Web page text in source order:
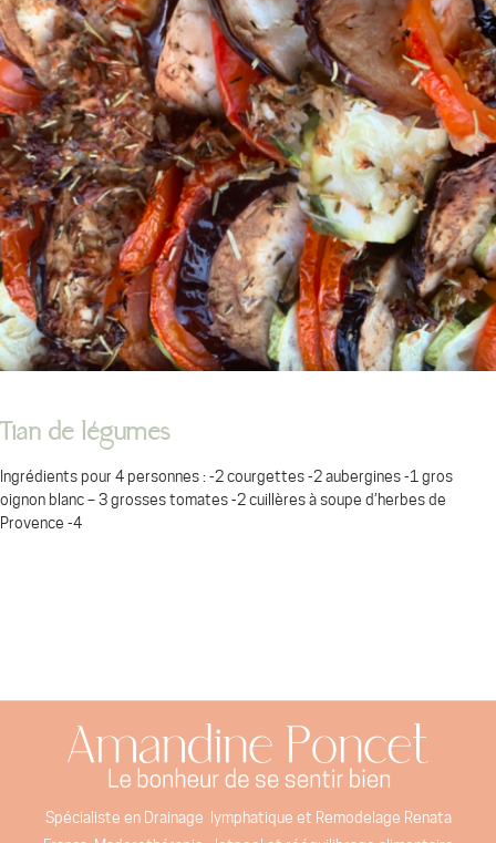
Tian de légumes
Ingrédients pour 4 personnes : -2 courgettes -2 aubergines -1 gros
oignon blanc – 3 grosses tomates -2 cuillères à soupe d’herbes de
Provence -4
Spécialiste en Drainage lymphatique et Remodelage Renata